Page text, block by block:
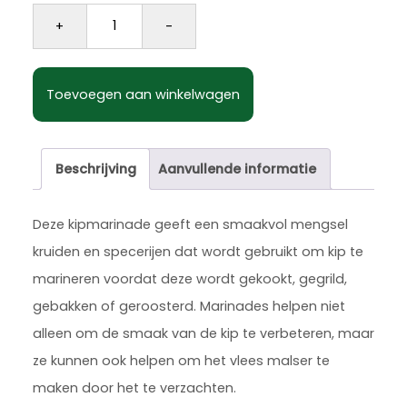
+
Kip marinade zakje 80 gram aantal
-
Toevoegen aan winkelwagen
Beschrijving Aanvullende informatie
Deze kipmarinade geeft een smaakvol mengsel
kruiden en specerijen dat wordt gebruikt om kip te
marineren voordat deze wordt gekookt, gegrild,
gebakken of geroosterd. Marinades helpen niet
alleen om de smaak van de kip te verbeteren, maar
ze kunnen ook helpen om het vlees malser te
maken door het te verzachten.